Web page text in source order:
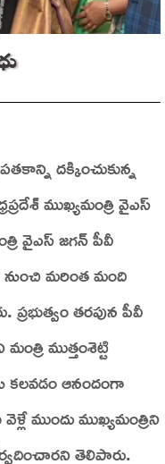
దక్కించుకున్న
ముఖ్యమంత్రి వైఎస్‌
వైఎస్‌ జగన్‌ పీవీ
నుంచి మరింత మంది
తరపున పీవీ
ముత్తంశెట్టి
కలవడం ఆనందంగా
ముందు ముఖ్యమంత్రిని
తెలిపారు.